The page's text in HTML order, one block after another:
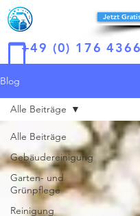
+49 (0) 176
Jetzt
Blog
Alle Beiträge
Gebäudereinigung
Garten- und
Grünpflege
Reinigung
Alle Beiträge